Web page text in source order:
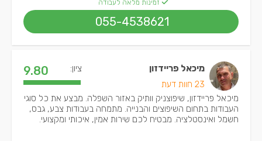
זמינות מלאה לעבודה
055-4538621
מיכאל פריידזון
23 חוות דעת
ציון: 9.80
מיכאל פריידזון, שיפוצניק וותיק באזור השפלה. מבצע את כל סוגי
העבודות בתחום השיפוצים והבנייה. מתמחה בעבודות צבע, גבס,
חשמל ואינסטלציה. מבטיח לכם שירות אמין, איכותי ומקצועי.